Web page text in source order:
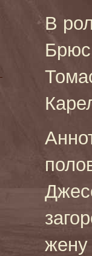
В
Брюс
жену